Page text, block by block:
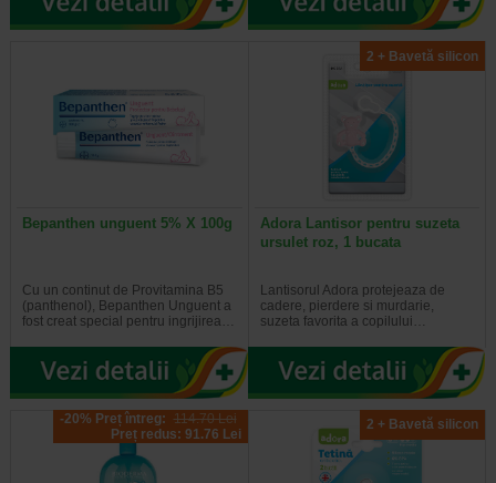
Bepanthen unguent 5% X 100g
Cu un continut de Provitamina B5
(panthenol), Bepanthen Unguent a
fost creat special pentru ingrijirea…
2 + Bavetă silicon
Adora Lantisor pentru suzeta
ursulet roz, 1 bucata
Lantisorul Adora protejeaza de
cadere, pierdere si murdarie,
suzeta favorita a copilului…
-20% Preț întreg: 114.70 Lei
Preț redus: 91.76 Lei
2 + Bavetă silicon